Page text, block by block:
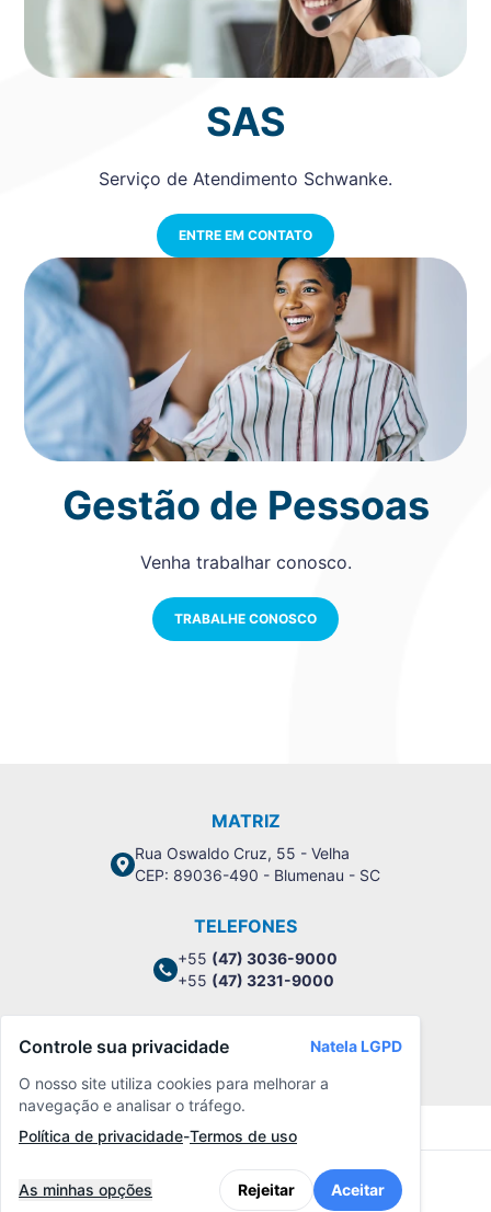
SAS
Serviço de Atendimento Schwanke.
ENTRE EM CONTATO
Gestão de Pessoas
Venha trabalhar conosco.
TRABALHE CONOSCO
MATRIZ
Rua Oswaldo Cruz, 55 - Velha
CEP: 89036-490 - Blumenau - SC
TELEFONES
+55 (47) 3036-9000
+55 (47) 3231-9000
Política de Privacidade
Controle sua privacidade
Natela LGPD
O nosso site utiliza cookies para melhorar a
navegação e analisar o tráfego.
Política de privacidade-Termos de uso
As minhas opções Rejeitar Aceitar